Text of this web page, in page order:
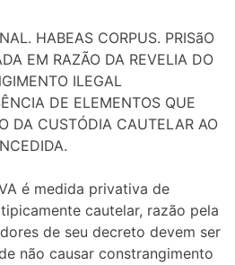
HABEAS CORPUS. PRISãO
EM RAZÃO DA REVELIA DO
ILEGAL
DE ELEMENTOS QUE
DA CUSTÓDIA CAUTELAR AO
é medida privativa de
cautelar, razão pela
de seu decreto devem ser
não causar constrangimento